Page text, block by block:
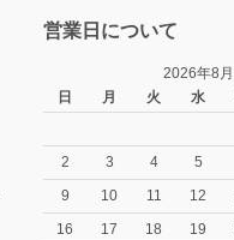
営業日について
2026年8月
日
月 火 水
2
3 4 5
9
10 11 12
16
17 18 19